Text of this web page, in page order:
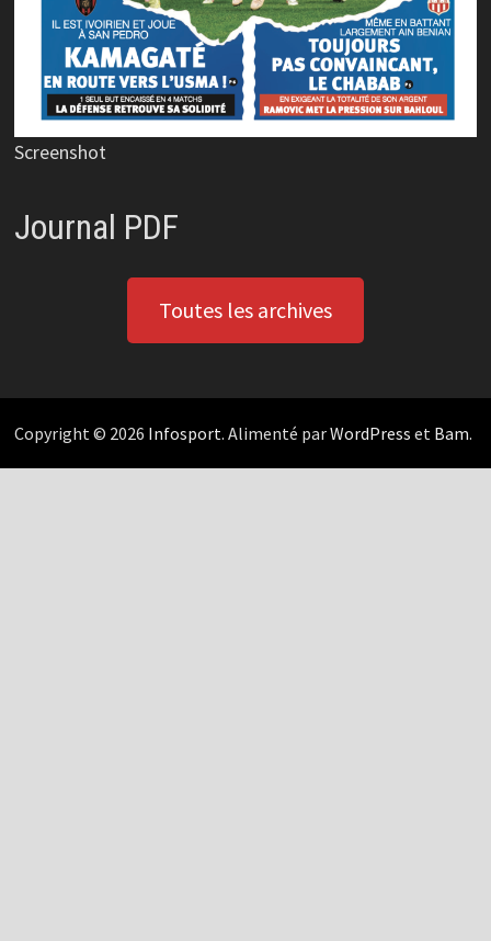
Screenshot
Journal PDF
Toutes les archives
Copyright © 2026 Infosport. Alimenté parWordPress et Bam.